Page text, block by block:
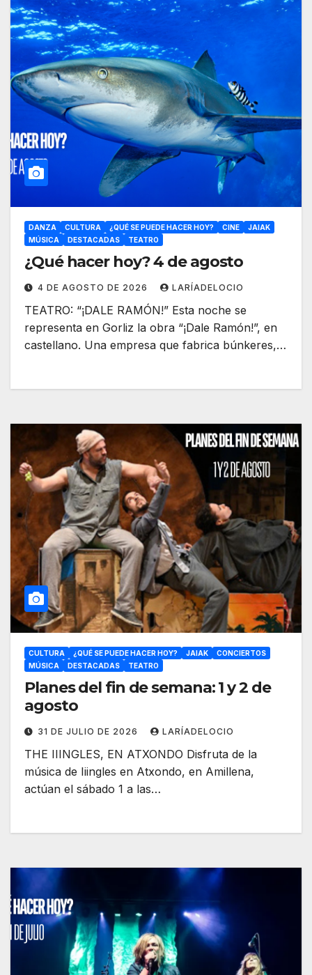
DANZA CULTURA ¿QUÉ SE PUEDE HACER HOY? CINE
JAIAK
MÚSICA
DESTACADAS TEATRO
¿Qué hacer hoy? 4 de agosto
4 DE AGOSTO DE 2026 LARÍADELOCIO
TEATRO: “¡DALE RAMÓN!” Esta noche se
representa en Gorliz la obra “¡Dale Ramón!”, en
castellano. Una empresa que fabrica búnkeres,…
CULTURA ¿QUÉ SE PUEDE HACER HOY? JAIAK
CONCIERTOS
MÚSICA
DESTACADAS TEATRO
Planes del fin de semana: 1 y 2 de
agosto
31 DE JULIO DE 2026 LARÍADELOCIO
THE IIINGLES, EN ATXONDO Disfruta de la
música de Iiingles en Atxondo, en Amillena,
actúan el sábado 1 a las…